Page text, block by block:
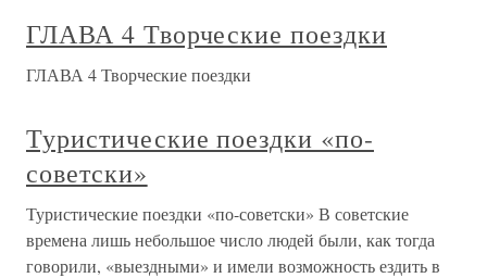
ГЛАВА 4 Творческие поездки
ГЛАВА 4 Творческие поездки
Туристические поездки «по-
советски»
Туристические поездки «по-советски» В советские
времена лишь небольшое число людей были, как тогда
говорили, «выездными» и имели возможность ездить в